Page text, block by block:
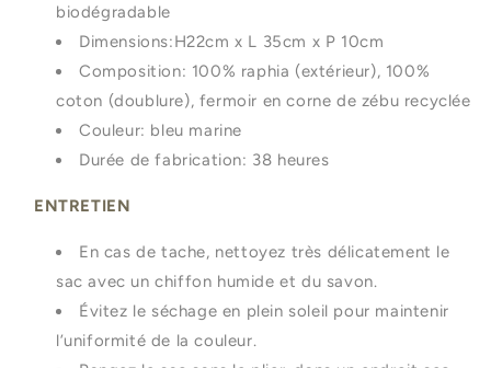
biodégradable
Dimensions:H22cm x L 35cm x P 10cm
Composition: 100% raphia (extérieur), 100%
coton (doublure), fermoir en corne de zébu recyclée
Couleur: bleu marine
Durée de fabrication: 38 heures
ENTRETIEN
En cas de tache, nettoyez très délicatement le
sac avec un chiffon humide et du savon.
Évitez le séchage en plein soleil pour maintenir
l’uniformité de la couleur.